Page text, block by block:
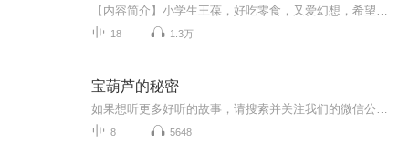
18 1.3万
宝葫芦的秘密
8 5648